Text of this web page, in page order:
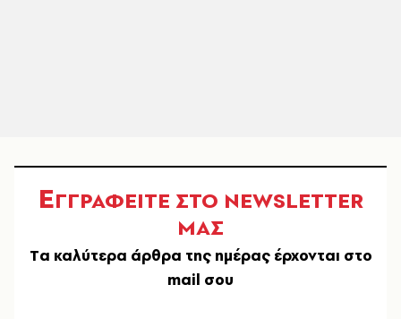
ΕΓΓΡΑΦΕΙΤΕ ΣΤΟ NEWSLETTER
ΜΑΣ
Tα καλύτερα άρθρα της ημέρας έρχονται στο
mail σου